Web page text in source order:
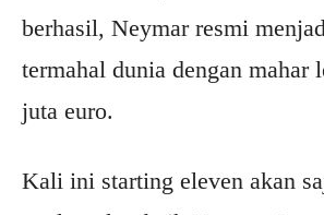
berhasil, Neymar resmi
termahal dunia dengan mahar
juta euro.
Kali ini starting eleven akan